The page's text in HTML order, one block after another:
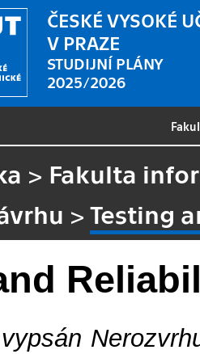
ČESKÉ VYSOKÉ
V PRAZE
STUDIJNÍ PLÁNY
2025/2026
> Fakulta
>Testing